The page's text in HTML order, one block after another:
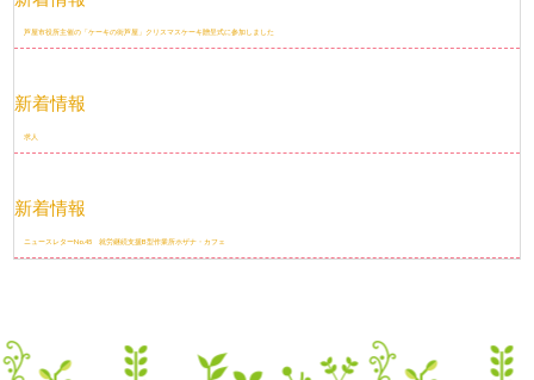
芦屋市役所主催の「ケーキの街芦屋」クリスマスケーキ贈呈式に参加しました
新着情報
求人
新着情報
ニュースレターNo.45 就労継続支援B型作業所ホザナ・カフェ